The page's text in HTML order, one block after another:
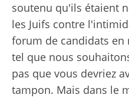
soutenu qu'ils étaient
les Juifs contre
forum de candidats en
tel que nous
pas que vous devriez
tampon. Mais dans le